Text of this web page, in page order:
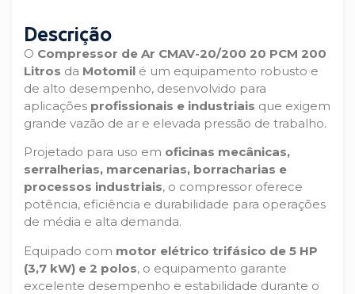
Descrição
O Compressor de Ar CMAV-20/200 20 PCM 200
Litros da Motomil é um equipamento robusto e
de alto desempenho, desenvolvido para
aplicações profissionais e industriais que exigem
grande vazão de ar e elevada pressão de trabalho.
Projetado para uso em oficinas mecânicas,
serralherias, marcenarias, borracharias e
processos industriais, o compressor oferece
potência, eficiência e durabilidade para operações
de média e alta demanda.
Equipado com motor elétrico trifásico de 5 HP
(3,7 kW) e 2 polos, o equipamento garante
excelente desempenho e estabilidade durante o